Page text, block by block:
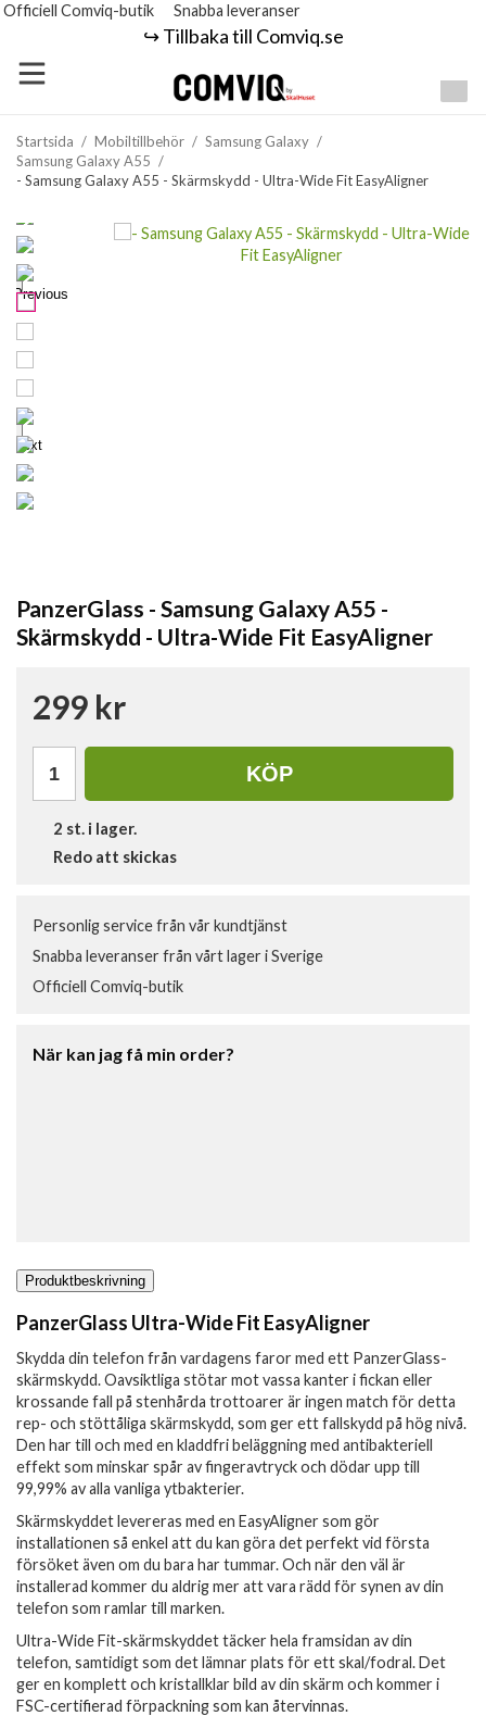
Officiell Comviq-butik Snabba leveranser
↪️ Tillbaka till Comviq.se
Startsida / Mobiltillbehör / Samsung Galaxy /
Samsung Galaxy A55 /
- Samsung Galaxy A55 - Skärmskydd - Ultra-Wide Fit EasyAligner
Previous
Next
PanzerGlass - Samsung Galaxy A55 -
Skärmskydd - Ultra-Wide Fit EasyAligner
299 kr
KÖP
2 st. i lager.
Redo att skickas
Personlig service från vår kundtjänst
Snabba leveranser från vårt lager i Sverige
Officiell Comviq-butik
När kan jag få min order?
Produktbeskrivning
PanzerGlass Ultra-Wide Fit EasyAligner
Skydda din telefon från vardagens faror med ett PanzerGlass-
skärmskydd. Oavsiktliga stötar mot vassa kanter i fickan eller
krossande fall på stenhårda trottoarer är ingen match för detta
rep- och stöttåliga skärmskydd, som ger ett fallskydd på hög nivå.
Den har till och med en kladdfri beläggning med antibakteriell
effekt som minskar spår av fingeravtryck och dödar upp till
99,99% av alla vanliga ytbakterier.
Skärmskyddet levereras med en EasyAligner som gör
installationen så enkel att du kan göra det perfekt vid första
försöket även om du bara har tummar. Och när den väl är
installerad kommer du aldrig mer att vara rädd för synen av din
telefon som ramlar till marken.
Ultra-Wide Fit-skärmskyddet täcker hela framsidan av din
telefon, samtidigt som det lämnar plats för ett skal/fodral. Det
ger en komplett och kristallklar bild av din skärm och kommer i
FSC-certifierad förpackning som kan återvinnas.